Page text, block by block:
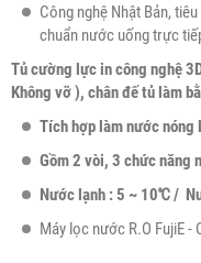
Công nghệ Nhật Bản,
chuẩn nước uống trực
Tủ cường lực in công nghệ
Không vỡ ), chân đế tủ làm
Tích hợp làm nước
Gồm 2 vòi, 3 chức năng
Nước lạnh : 5 ~ 10℃/
Máy lọc nước R.O FujiE